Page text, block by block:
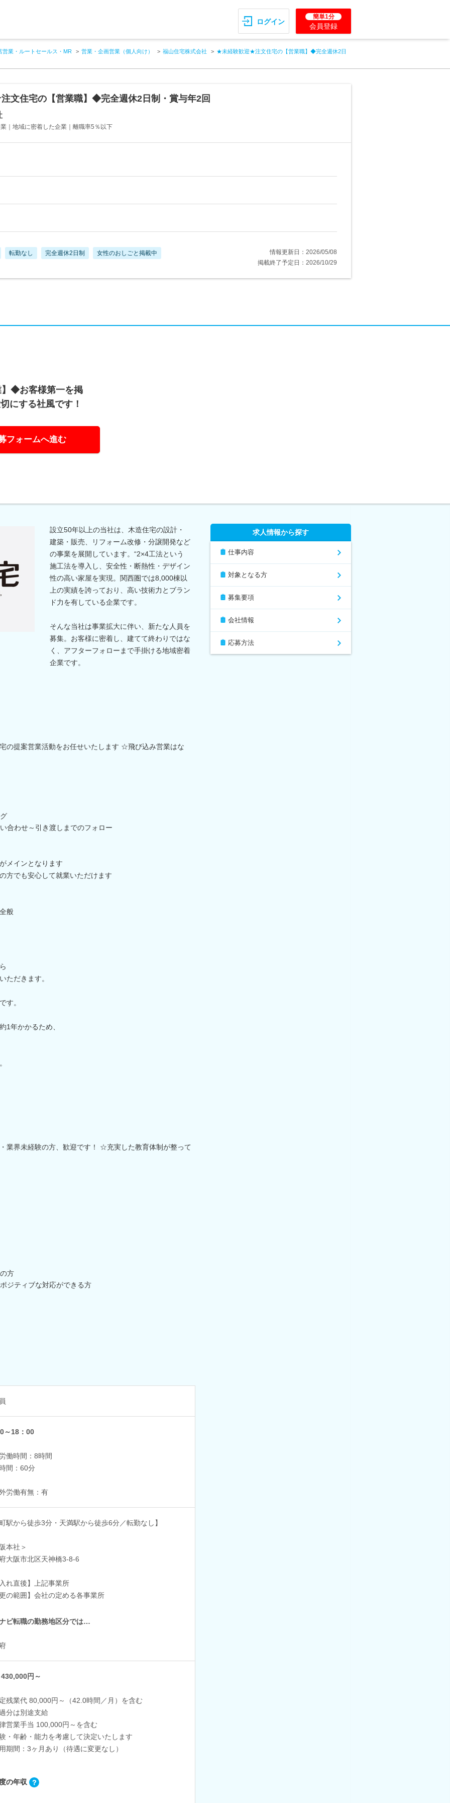
ログイン
簡単1分
会員登録
営業・ルートセールス・MR 営業・企画営業（個人向け） 福山住宅株式会社 ★未経験歓迎★注文住宅の【営業職】◆完全週休2日
文住宅の【営業職】◆完全週休2日制・賞与年2回
｜地域に密着した企業｜離職率5％以下
転勤なし 完全週休2日制 女性のおしごと掲載中
情報更新日：2026/05/08
掲載終了予定日：2026/10/29
】◆お客様第一を掲
にする社風です！
フォームへ進む
設立50年以上の当社は、木造住宅の設計・
建築・販売、リフォーム改修・分譲開発など
の事業を展開しています。“2×4工法という
施工法を導入し、安全性・断熱性・デザイン
性の高い家屋を実現。関西圏では8,000棟以
上の実績を誇っており、高い技術力とブラン
ド力を有している企業です。
そんな当社は事業拡大に伴い、新たな人員を
募集。お客様に密着し、建てて終わりではな
く、アフターフォローまで手掛ける地域密着
企業です。
の提案営業活動をお任せいたします ☆飛び込み営業はな
合わせ～引き渡しまでのフォロー
メインとなります
方でも安心して就業いただけます
般
ただきます。
す。
1年かかるため、
業界未経験の方、歓迎です！ ☆充実した教育体制が整って
方
ジティブな対応ができる方
～18：00
働時間：8時間
間：60分
労働有無：有
駅から徒歩3分・天満駅から徒歩6分／転勤なし】
本社＞
大阪市北区天神橋3-8-6
れ直後】上記事業所
の範囲】会社の定める各事業所
ビ転職の勤務地区分では…
円～
残業代 80,000円～（42.0時間／月）を含む
は別途支給
営業手当 100,000円～を含む
・年齢・能力を考慮して決定いたします
期間：3ヶ月あり（待遇に変更なし）
の年収
求人情報から探す
仕事内容
対象となる方
募集要項
会社情報
応募方法